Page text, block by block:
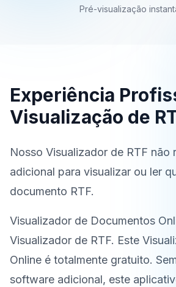
Pré-visualização
Experiência
Visualização de
Nosso Visualizador de RTF não
adicional para visualizar ou ler
documento RTF.
Visualizador de Documentos
Visualizador de RTF. Este
Online é totalmente gratuito.
software adicional, este